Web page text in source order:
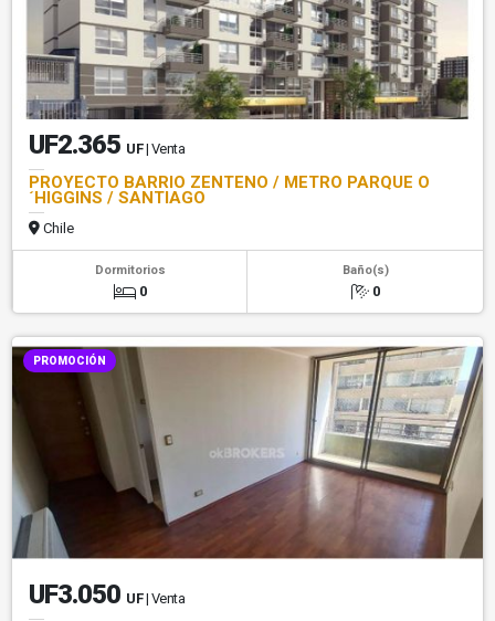
UF2.365 UF | Venta
PROYECTO BARRIO ZENTENO / METRO PARQUE O
´HIGGINS / SANTIAGO
Chile
Dormitorios
0
Baño(s)
0
PROMOCIÓN
UF3.050 UF | Venta